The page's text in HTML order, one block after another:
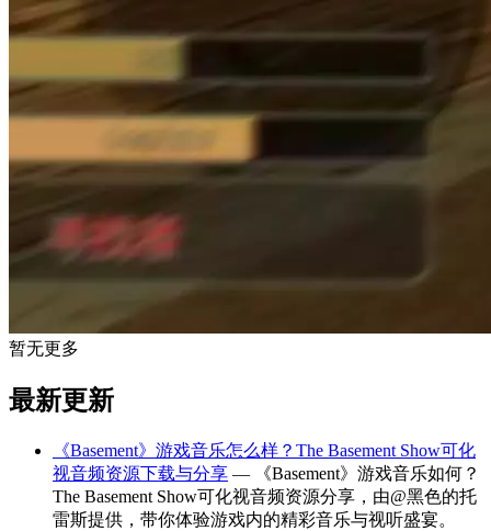
暂无更多
最新更新
《Basement》游戏音乐怎么样？The Basement Show可化
视音频资源下载与分享 — 《Basement》游戏音乐如何？
The Basement Show可化视音频资源分享，由@黑色的托
雷斯提供，带你体验游戏内的精彩音乐与视听盛宴。